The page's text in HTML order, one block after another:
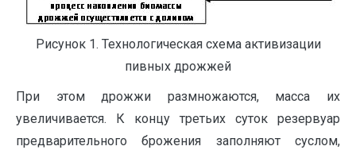
Рисунок 1. Технологическая схема активизации
пивных дрожжей
При этом дрожжи размножаются, масса их
увеличивается. К концу третьих суток резервуар
предварительного брожения заполняют суслом,